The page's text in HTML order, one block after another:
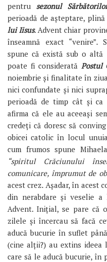
pentru sezonul
perioadă de așteptare,
lui Iisus. Advent chiar
înseamnă exact “venire”.
spune că există sub o
poate fi considerată Postul
noiembrie și finalitate în
nici confundate și nici
perioadă de timp cât și
afirma că ele au aceeași
credeți că doresc să
obicei catolic în locul
cum frumos spune
“spiritul Crăciunului
comunicare, împrumut de
acest crez. Așadar, în acest
din nerabdare și veselie
Advent. Inițial, se pare că
zilele și încercau să facă
aducă bucurie în suflet
(cine alții?) au extins
care să le aducă bucurie, în